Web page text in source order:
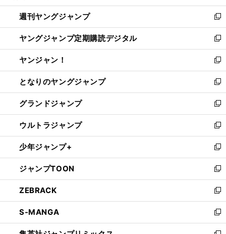
開
く
ウ
で
開
く
ン
ド
ウ
で
開
く
ウ
ィ
ン
ド
ウ
で
開
く
週刊ヤングジャンプ
新
し
い
ウ
ィ
ン
ド
ウ
で
開
く
ヤングジャンプ定期購読デジタル
新
し
い
ウ
ィ
ン
ド
ウ
で
開
く
ヤンジャン！
新
し
い
ウ
ィ
ン
ド
ウ
で
開
く
となりのヤングジャンプ
新
し
い
ウ
ィ
ン
ド
ウ
で
開
く
グランドジャンプ
新
し
い
ウ
ィ
ン
ド
ウ
で
開
く
ウルトラジャンプ
新
し
い
ウ
ィ
ン
ド
ウ
で
開
少年ジャンプ+
新
し
い
ウ
ィ
ン
ド
ウ
ジャンプTOON
新
し
い
ウ
ィ
ン
ZEBRACK
新
し
い
ウ
S-MANGA
新
し